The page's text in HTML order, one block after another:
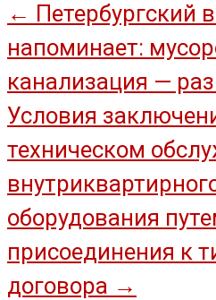
Навигация
по
записям
← Петербургский
напоминает:
канализация —
Условия
техническом
оборудования
присоединения к
договора →